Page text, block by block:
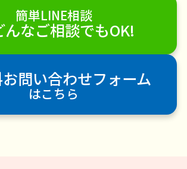
ニング
雪かき・雪下ろし
）の張替え
空き家管理
各種代行
防草シート施工
ナメクジ駆除
害虫駆除
簡単LINE相談
んなご相談でもOK!
問い合わせフォーム
はこちら